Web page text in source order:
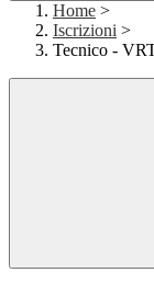
Home >
Iscrizioni >
Tecnico -